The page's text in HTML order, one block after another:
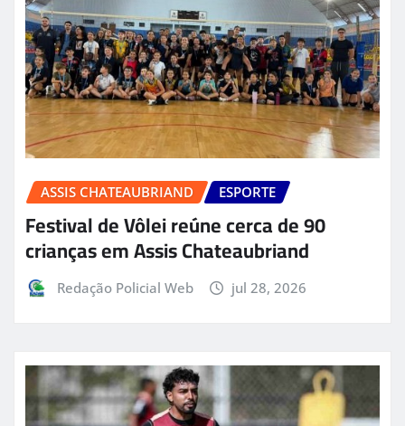
ASSIS CHATEAUBRIAND ESPORTE
Festival de Vôlei reúne cerca de 90
crianças em Assis Chateaubriand
Redação Policial Web jul 28, 2026